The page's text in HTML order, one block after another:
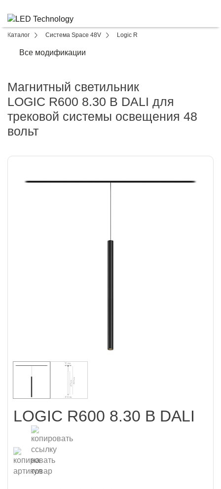
Каталог Система Space 48V Logic R
Все модификации
Магнитный светильник
LOGIC R600 8.30 B DALI для
трековой системы освещения 48
вольт
LOGIC R600 8.30 B DALI